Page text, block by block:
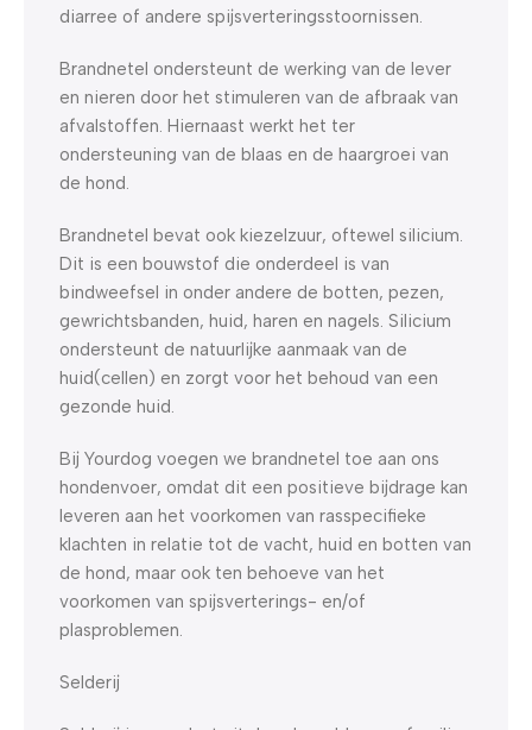
diarree of andere spijsverteringsstoornissen.
Brandnetel ondersteunt de werking van de lever
en nieren door het stimuleren van de afbraak van
afvalstoffen. Hiernaast werkt het ter
ondersteuning van de blaas en de haargroei van
de hond.
Brandnetel bevat ook kiezelzuur, oftewel silicium.
Dit is een bouwstof die onderdeel is van
bindweefsel in onder andere de botten, pezen,
gewrichtsbanden, huid, haren en nagels. Silicium
ondersteunt de natuurlijke aanmaak van de
huid(cellen) en zorgt voor het behoud van een
gezonde huid.
Bij Yourdog voegen we brandnetel toe aan ons
hondenvoer, omdat dit een positieve bijdrage kan
leveren aan het voorkomen van rasspecifieke
klachten in relatie tot de vacht, huid en botten van
de hond, maar ook ten behoeve van het
voorkomen van spijsverterings- en/of
plasproblemen.
Selderij